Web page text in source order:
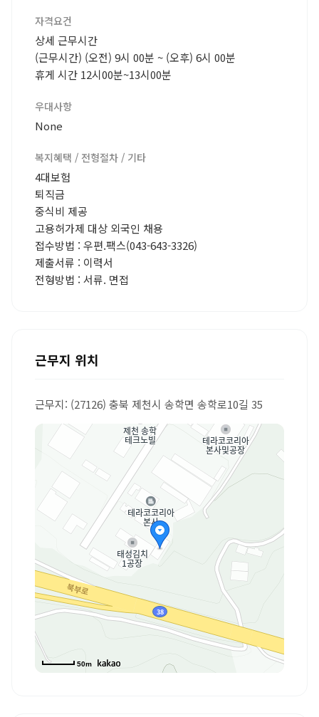
자격요건
상세 근무시간
(근무시간) (오전) 9시 00분 ~ (오후) 6시 00분
휴게 시간 12시00분~13시00분
우대사항
None
복지혜택 / 전형절차 / 기타
4대보험
퇴직금
중식비 제공
고용허가제 대상 외국인 채용
접수방법 : 우편.팩스(043-643-3326)
제출서류 : 이력서
전형방법 : 서류. 면접
근무지 위치
근무지: (27126) 충북 제천시 송학면 송학로10길 35
50m